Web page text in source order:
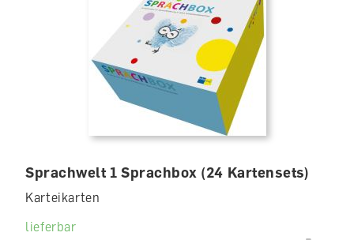
Sprachwelt 1 Sprachbox (24 Kartensets)
Karteikarten
lieferbar